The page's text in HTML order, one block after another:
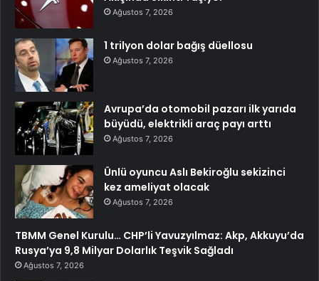
Ağustos 7, 2026
1 trilyon dolar bağış düellosu
Ağustos 7, 2026
Avrupa’da otomobil pazarı ilk yarıda
büyüdü, elektrikli araç payı arttı
Ağustos 7, 2026
Ünlü oyuncu Aslı Bekiroğlu sekizinci
kez ameliyat olacak
Ağustos 7, 2026
TBMM Genel Kurulu… CHP’li Yavuzyılmaz: Akp, Akkuyu’da
Rusya’ya 9,8 Milyar Dolarlık Teşvik Sağladı
Ağustos 7, 2026